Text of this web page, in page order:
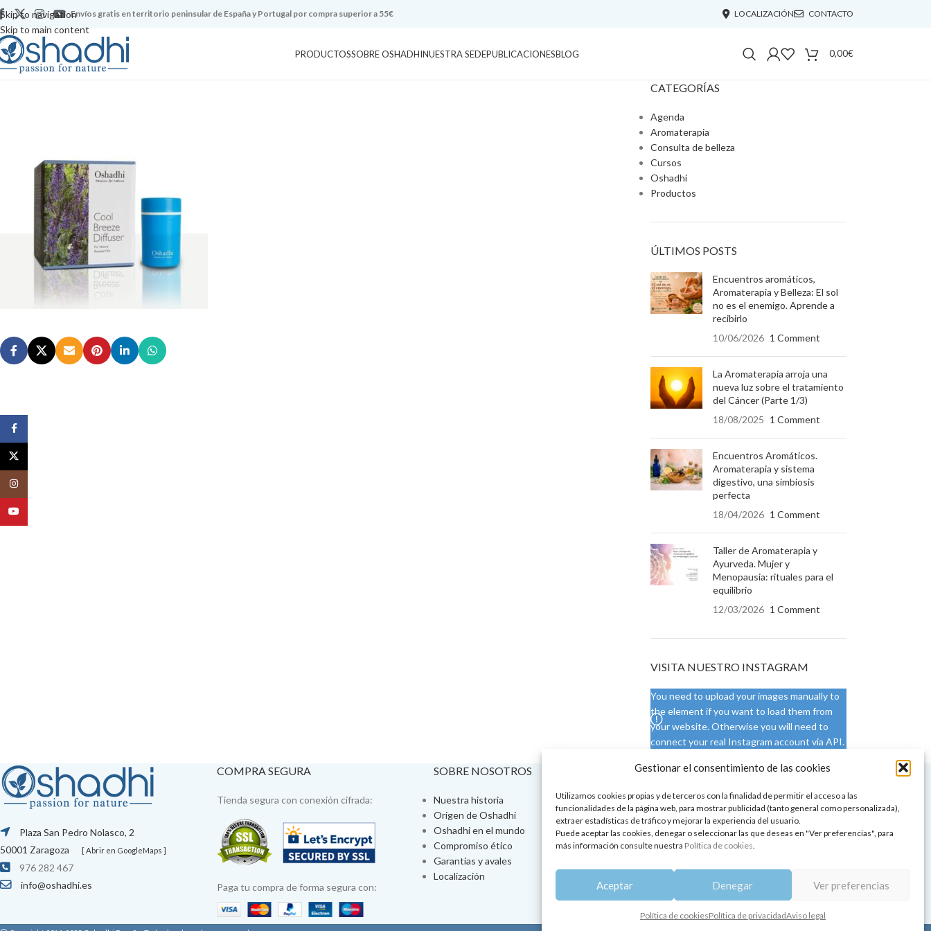
Gestionar el consentimiento de las cookies
Utilizamos cookies propias y de terceros con la finalidad de permitir el acceso a las
funcionalidades de la página web, para mostrar publicidad (tanto general como personalizada),
extraer estadísticas de tráfico y mejorar la experiencia del usuario.
Puede aceptar las cookies, denegar o seleccionar las que deseas en "Ver preferencias", para
más información consulte nuestra Política de cookies.
Aceptar Denegar Ver preferencias
Política de cookiesPolítica de privacidadAviso legal
Skip to navigation
Skip to main content
Envíos gratis en territorio peninsular de España y Portugal por compra superior a 55€ LOCALIZACIÓN CONTACTO
PRODUCTOSSOBRE OSHADHINUESTRA SEDEPUBLICACIONESBLOG 0,00€
CATEGORÍAS
Agenda
Aromaterapia
Consulta de belleza
Cursos
Oshadhi
Productos
ÚLTIMOS POSTS
Encuentros aromáticos,
Aromaterapia y Belleza: El sol
no es el enemigo. Aprende a
recibirlo
10/06/2026 1 Comment
La Aromaterapia arroja una
nueva luz sobre el tratamiento
del Cáncer (Parte 1/3)
18/08/2025 1 Comment
Encuentros Aromáticos.
Aromaterapia y sistema
digestivo, una simbiosis
perfecta
18/04/2026 1 Comment
Taller de Aromaterapia y
Ayurveda. Mujer y
Menopausia: rituales para el
equilibrio
12/03/2026 1 Comment
VISITA NUESTRO INSTAGRAM
You need to upload your images manually to
the element if you want to load them from
your website. Otherwise you will need to
connect your real Instagram account via API.
Plaza San Pedro Nolasco, 2
50001 Zaragoza
[ Abrir en GoogleMaps ]
976 282 467
info@oshadhi.es
COMPRA SEGURA
Tienda segura con conexión cifrada:
Paga tu compra de forma segura con:
SOBRE NOSOTROS
Nuestra historia
Origen de Oshadhi
Oshadhi en el mundo
Compromiso ético
Garantías y avales
Localización
VISÍTA NUESTRA SEDE
Tienda física
Talleres de aromaterapia
Tratamientos de belleza
Ayurveda
Aromaterapia y bienestar
CONDICIONES DE USO
Condiciones generales
Cambios y devoluciones
Formas de pago
Formas de envío